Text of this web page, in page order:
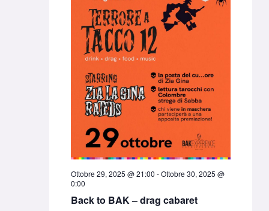
Ottobre 29, 2025 @ 21:00 -Ottobre 30, 2025 @
0:00
Back to BAK – drag cabaret